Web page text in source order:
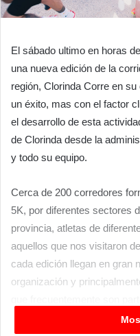
El sábado ultimo en horas
una nueva edición de la
región, Clorinda Corre en
un éxito, mas con el factor
el desarrollo de esta
de Clorinda desde la
y todo su equipo.
Cerca de 200 corredores
5K, por diferentes sectores
provincia, atletas de
aquellos que nos visitaron
cada edición llegan en gran
organización y